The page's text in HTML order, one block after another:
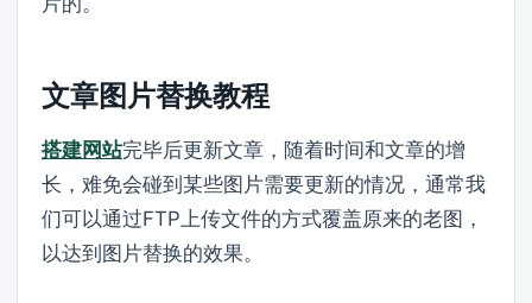
文章图片替换教程
搭建网站完毕后更新文章，随着时间和文章的增
长，难免会碰到某些图片需要更新的情况，通常我
们可以通过FTP上传文件的方式覆盖原来的老图，
以达到图片替换的效果。